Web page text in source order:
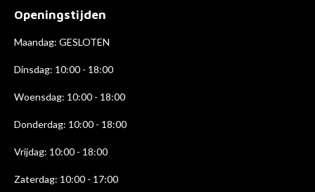
o
k
g
a
Openingstijden
Maandag: GESLOTEN
Dinsdag: 10:00 - 18:00
Woensdag: 10:00 - 18:00
Donderdag: 10:00 - 18:00
Vrijdag: 10:00 - 18:00
Zaterdag: 10:00 - 17:00